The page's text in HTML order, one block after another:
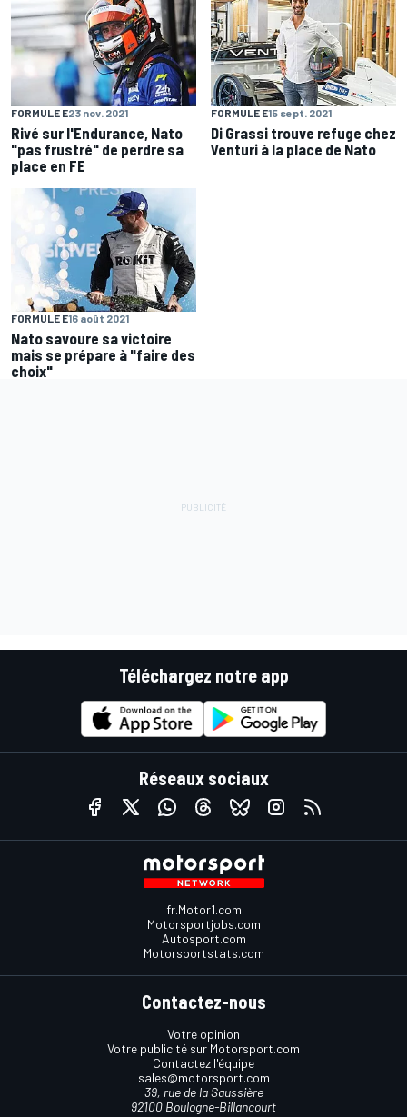
FORMULE E23 nov. 2021
Rivé sur l'Endurance, Nato
"pas frustré" de perdre sa
place en FE
FORMULE E15 sept. 2021
Di Grassi trouve refuge chez
Venturi à la place de Nato
FORMULE E16 août 2021
Nato savoure sa victoire
mais se prépare à "faire des
choix"
Téléchargez notre app
Réseaux sociaux
fr.Motor1.com
Motorsportjobs.com
Autosport.com
Motorsportstats.com
Contactez-nous
Votre opinion
Votre publicité sur Motorsport.com
Contactez l'équipe
sales@motorsport.com
39, rue de la Saussière
92100 Boulogne-Billancourt